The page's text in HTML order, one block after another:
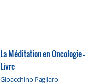
La Méditation en Oncologie -
Livre
Gioacchino Pagliaro